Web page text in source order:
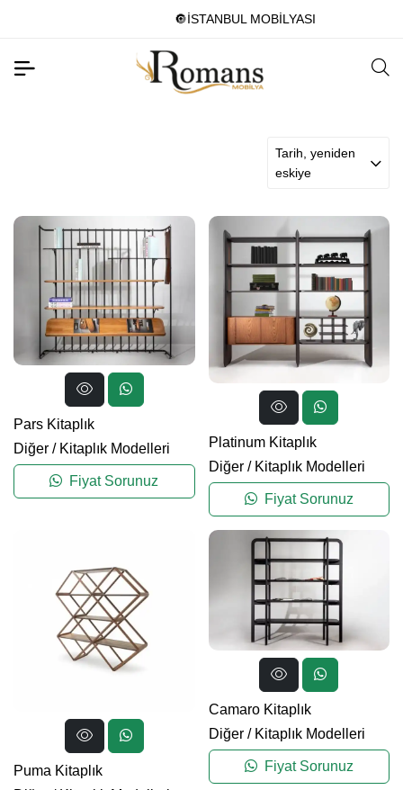
🔘İSTANBUL MOBİLYASI
Tarih, yeniden
eskiye
Pars Kitaplık
Diğer / Kitaplık Modelleri
Fiyat Sorunuz
Platinum Kitaplık
Diğer/ Kitaplık Modelleri
Fiyat Sorunuz
Puma Kitaplık
Camaro Kitaplık
Diğer/ Kitaplık Modelleri
Fiyat Sorunuz